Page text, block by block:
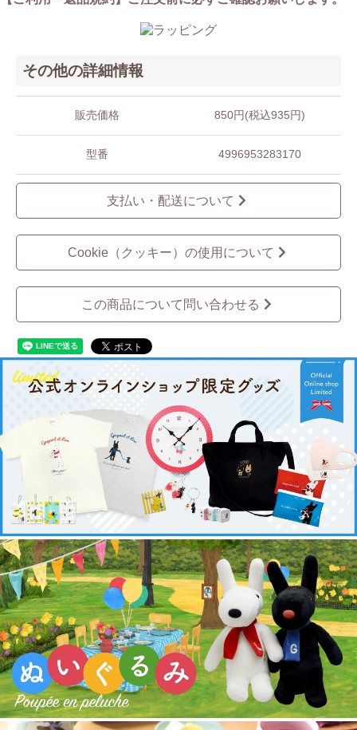
その他の詳細情報
販売価格 850円(税込935円)
型番 4996953283170
支払い・配送について
Cookie（クッキー）の使用について
この商品について問い合わせる